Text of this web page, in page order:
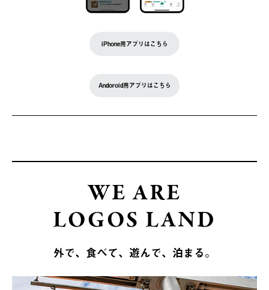
iPhone用アプリはこちら
Andoroid用アプリはこちら
WE ARE
LOGOS LAND
外で、食べて、遊んで、泊まる。